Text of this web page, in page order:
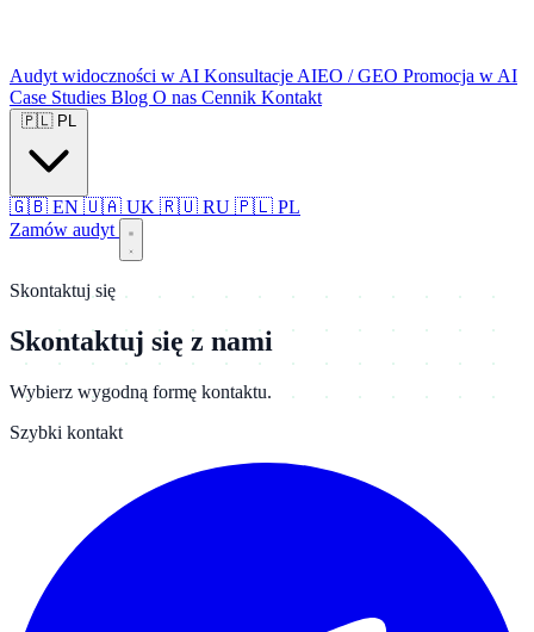
Audyt widoczności w AI Konsultacje AIEO / GEO Promocja w AI
Case Studies Blog O nas Cennik Kontakt
🇵🇱 PL
🇬🇧 EN 🇺🇦 UK 🇷🇺 RU 🇵🇱 PL
Zamów audyt
Skontaktuj się
Skontaktuj się z nami
Wybierz wygodną formę kontaktu.
Szybki kontakt